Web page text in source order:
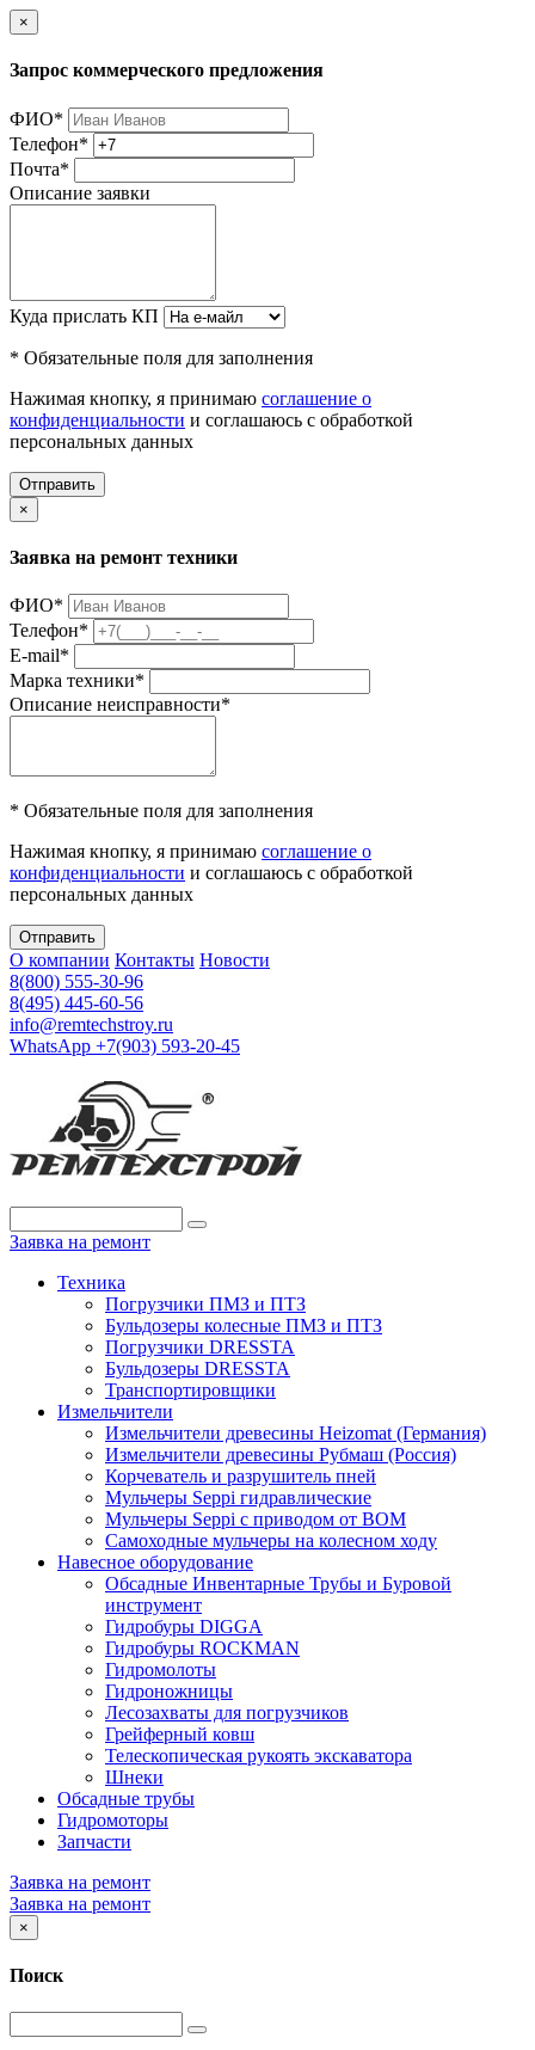
×
Запрос коммерческого предложения
ФИО*
Телефон*
Почта*
Описание заявки
Куда прислать КП
* Обязательные поля для заполнения
Нажимая кнопку, я принимаю соглашение о
конфиденциальности и соглашаюсь с обработкой
персональных данных
Отправить
×
Заявка на ремонт техники
ФИО*
Телефон*
E-mail*
Марка техники*
Описание неисправности*
* Обязательные поля для заполнения
Нажимая кнопку, я принимаю соглашение о
конфиденциальности и соглашаюсь с обработкой
персональных данных
Отправить
О компании Контакты Новости
8(800) 555-30-96
8(495) 445-60-56
info@remtechstroy.ru
WhatsApp +7(903) 593-20-45
Заявка на ремонт
Техника
Погрузчики ПМЗ и ПТЗ
Бульдозеры колесные ПМЗ и ПТЗ
Погрузчики DRESSTA
Бульдозеры DRESSTA
Транспортировщики
Измельчители
Измельчители древесины Heizomat (Германия)
Измельчители древесины Рубмаш (Россия)
Корчеватель и разрушитель пней
Мульчеры Seppi гидравлические
Мульчеры Seppi с приводом от ВОМ
Самоходные мульчеры на колесном ходу
Навесное оборудование
Обсадные Инвентарные Трубы и Буровой
инструмент
Гидробуры DIGGA
Гидробуры ROCKMAN
Гидромолоты
Гидроножницы
Лесозахваты для погрузчиков
Грейферный ковш
Телескопическая рукоять экскаватора
Шнеки
Обсадные трубы
Гидромоторы
Запчасти
Заявка на ремонт
Заявка на ремонт
×
Поиск